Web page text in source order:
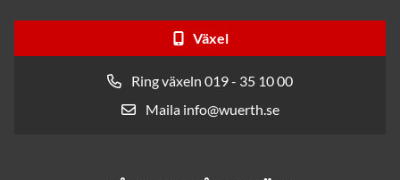
Växel
Ring växeln 019 - 35 10 00
Maila info@wuerth.se